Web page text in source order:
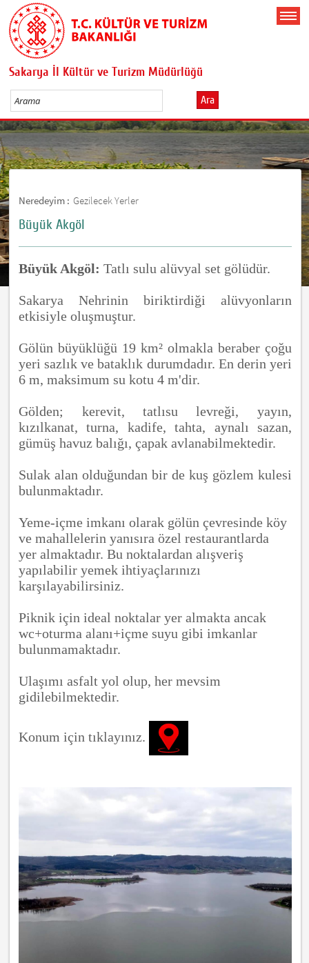
Sakarya İl Kültür ve Turizm Müdürlüğü
Ara
Neredeyim : Gezilecek Yerler
Büyük Akgöl
Büyük Akgöl: Tatlı sulu alüvyal set gölüdür.
Sakarya Nehrinin biriktirdiği alüvyonların
etkisiyle oluşmuştur.
Gölün büyüklüğü 19 km² olmakla beraber çoğu
yeri sazlık ve bataklık durumdadır. En derin yeri
6 m, maksimum su kotu 4 m'dir.
Gölden; kerevit, tatlısu levreği, yayın,
kızılkanat, turna, kadife, tahta, aynalı sazan,
gümüş havuz balığı, çapak avlanabilmektedir.
Sulak alan olduğundan bir de kuş gözlem kulesi
bulunmaktadır.
Yeme-içme imkanı olarak gölün çevresinde köy
ve mahallelerin yanısıra özel restaurantlarda
yer almaktadır. Bu noktalardan alışveriş
yapılabilir yemek ihtiyaçlarınızı
karşılayabilirsiniz.
Piknik için ideal noktalar yer almakta ancak
wc+oturma alanı+içme suyu gibi imkanlar
bulunmamaktadır.
Ulaşımı asfalt yol olup, her mevsim
gidilebilmektedir.
Konum için tıklayınız.